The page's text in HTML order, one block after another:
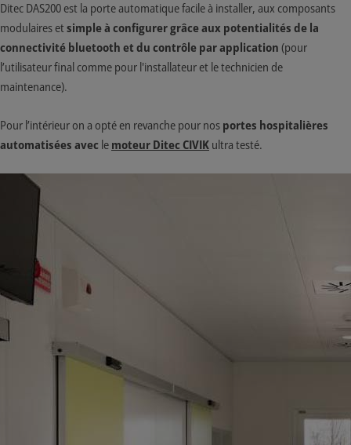
Ditec DAS200 est la porte automatique facile à installer, aux composants
modulaires et simple à configurer grâce aux potentialités de la
connectivité bluetooth et du contrôle par application (pour
l’utilisateur final comme pour l'installateur et le technicien de
maintenance).
Pour l’intérieur on a opté en revanche pour nos portes hospitalières
automatisées avec le moteur Ditec CIVIK ultra testé.